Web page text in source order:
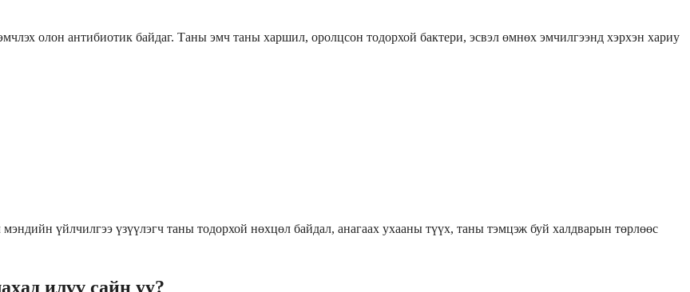
олон антибиотик байдаг. Таны эмч таны харшил, оролцсон тодорхой бактери, эсвэл өмнөх эмчилгээнд хэрхэн хариу
үйлчилгээ үзүүлэгч таны тодорхой нөхцөл байдал, анагаах ухааны түүх, таны тэмцэж буй халдварын төрлөөс
илүү сайн уу?